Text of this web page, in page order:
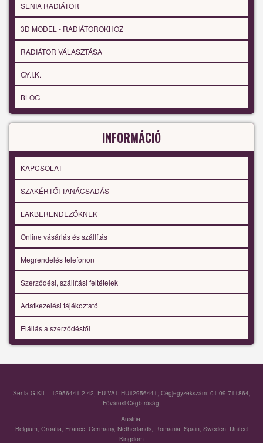
SENIA RADIÁTOR
3D MODEL - RADIÁTOROKHOZ
RADIÁTOR VÁLASZTÁSA
GY.I.K.
BLOG
INFORMÁCIÓ
KAPCSOLAT
SZAKÉRTŐI TANÁCSADÁS
LAKBERENDEZŐKNEK
Online vásárlás és szállítás
Megrendelés telefonon
Szerződési, szállítási feltételek
Adatkezelési tájékoztató
Elállás a szerződéstől
Senia G Kft – 12956441-2-42, EU VAT: HU12956441; Cégjegyzékszám: 01-09-711864,
Fővárosi Cégbíróság;
Austria,
Belgium, Croatia, France, Germany, Netherlands, Romania, Spain, Sweden, United
Kingdom